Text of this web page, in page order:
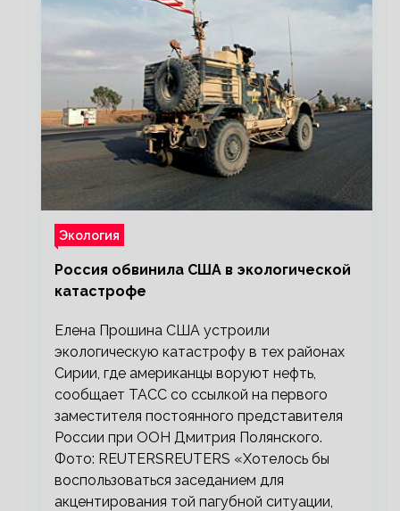
Экология
Россия обвинила США в экологической
катастрофе
Елена Прошина США устроили
экологическую катастрофу в тех районах
Сирии, где американцы воруют нефть,
сообщает ТАСС со ссылкой на первого
заместителя постоянного представителя
России при ООН Дмитрия Полянского.
Фото: REUTERSREUTERS «Хотелось бы
воспользоваться заседанием для
акцентирования той пагубной ситуации,